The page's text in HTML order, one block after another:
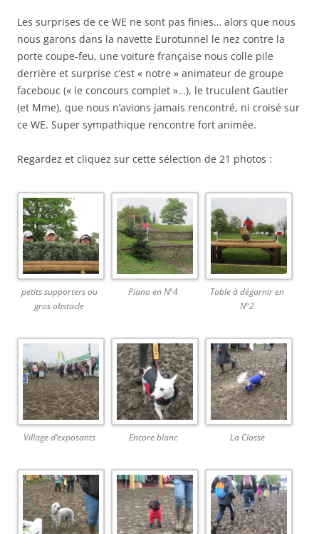
Les surprises de ce WE ne sont pas finies… alors que nous
nous garons dans la navette Eurotunnel le nez contre la
porte coupe-feu, une voiture française nous colle pile
derrière et surprise c’est « notre » animateur de groupe
facebouc (« le concours complet »…), le truculent Gautier
(et Mme), que nous n’avions jamais rencontré, ni croisé sur
ce WE. Super sympathique rencontre fort animée.
Regardez et cliquez sur cette sélection de 21 photos :
petits supporters ou
gros obstacle
Piano en N°4
Table à dégarnir en
N°2
Village d’exposants Encore blanc La Classe